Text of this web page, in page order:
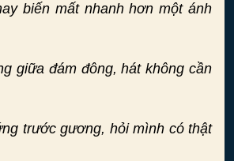
biến mất nhanh hơn một ánh
giữa đám đông, hát không cần
trước gương, hỏi mình có thật